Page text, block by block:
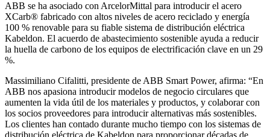
ABB se ha asociado con ArcelorMittal para introducir el acero
XCarb® fabricado con altos niveles de acero reciclado y energía
100 % renovable para su fiable sistema de distribución eléctrica
Kabeldon. El acuerdo de abastecimiento sostenible ayuda a reducir
la huella de carbono de los equipos de electrificación clave en un 29
%.
Massimiliano Cifalitti, presidente de ABB Smart Power, afirma: “En
ABB nos apasiona introducir modelos de negocio circulares que
aumenten la vida útil de los materiales y productos, y colaborar con
los socios proveedores para introducir alternativas más sostenibles.
Los clientes han contado durante mucho tiempo con los sistemas de